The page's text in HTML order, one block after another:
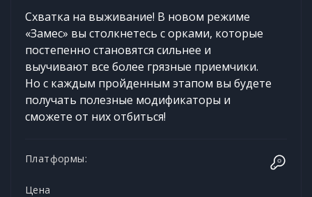
Схватка на выживание! В новом режиме
«Замес» вы столкнетесь с орками, которые
постепенно становятся сильнее и
выучивают все более грязные приемчики.
Но с каждым пройденным этапом вы будете
получать полезные модификаторы и
сможете от них отбиться!
Платформы:
Цена